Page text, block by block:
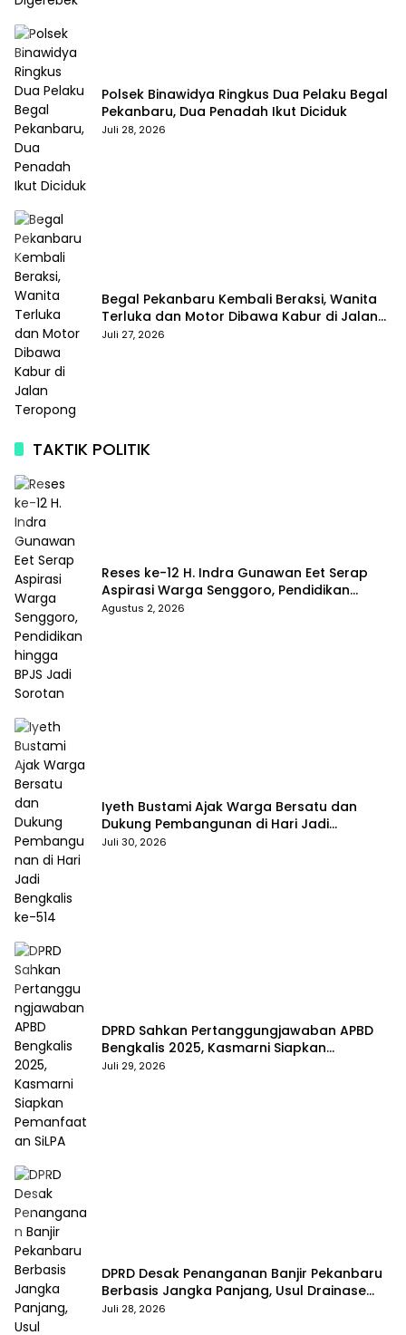
Polsek Binawidya Ringkus Dua Pelaku Begal
Pekanbaru, Dua Penadah Ikut Diciduk
Juli 28, 2026
Begal Pekanbaru Kembali Beraksi, Wanita
Terluka dan Motor Dibawa Kabur di Jalan
Teropong
Juli 27, 2026
TAKTIK POLITIK
Reses ke-12 H. Indra Gunawan Eet Serap
Aspirasi Warga Senggoro, Pendidikan
hingga BPJS Jadi Sorotan
Agustus 2, 2026
Iyeth Bustami Ajak Warga Bersatu dan
Dukung Pembangunan di Hari Jadi
Bengkalis ke-514
Juli 30, 2026
DPRD Sahkan Pertanggungjawaban APBD
Bengkalis 2025, Kasmarni Siapkan
Pemanfaatan SiLPA
Juli 29, 2026
DPRD Desak Penanganan Banjir Pekanbaru
Berbasis Jangka Panjang, Usul Drainase
Raksasa dan Kolam Retensi
Juli 28, 2026